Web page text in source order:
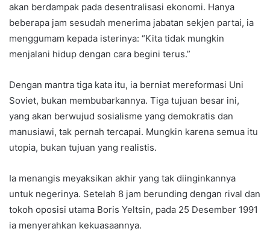
akan berdampak pada desentralisasi ekonomi. Hanya
beberapa jam sesudah menerima jabatan sekjen partai, ia
menggumam kepada isterinya: “Kita tidak mungkin
menjalani hidup dengan cara begini terus.”
Dengan mantra tiga kata itu, ia berniat mereformasi Uni
Soviet, bukan membubarkannya. Tiga tujuan besar ini,
yang akan berwujud sosialisme yang demokratis dan
manusiawi, tak pernah tercapai. Mungkin karena semua itu
utopia, bukan tujuan yang realistis.
Ia menangis meyaksikan akhir yang tak diinginkannya
untuk negerinya. Setelah 8 jam berunding dengan rival dan
tokoh oposisi utama Boris Yeltsin, pada 25 Desember 1991
ia menyerahkan kekuasaannya.